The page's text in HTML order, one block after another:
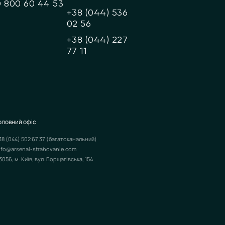
800 60 44 53
+38 (044) 536
02 56
+38 (044) 227
77 11
офіс
(044) 502 67 37 (багатоканальний)
strahovanie.com
м. Київ, вул. Борщагівська, 154